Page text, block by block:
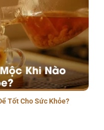
Tốt Cho Sức Khỏe?